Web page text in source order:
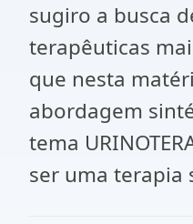
sugiro a busca
terapêuticas
que nesta
abordagem
tema
ser uma terapia